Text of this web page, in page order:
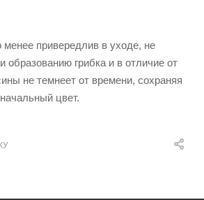
менее привередлив в уходе, не
образованию грибка и в отличие от
не темнеет от времени, сохраняя
цвет.